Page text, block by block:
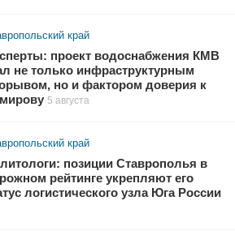
край
проект водоснабжения КМВ
не только инфраструктурным
но и фактором доверия к
5 августа
край
позиции Ставрополья в
рейтинге укрепляют его
логистического узла Юга России